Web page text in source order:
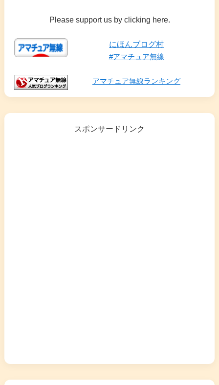
Please support us by clicking here.
にほんブログ村
#アマチュア無線
アマチュア無線ランキング
スポンサードリンク